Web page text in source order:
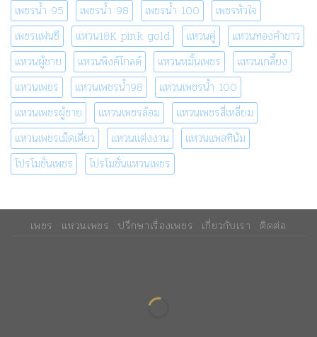
เพชรน้ำ 95
เพชรน้ำ 98 เพชรน้ำ 100
เพชรหัวใจ
เพชรแฟนซี
แหวน18K pink gold แหวนคู่
แหวนทองคำขาว
แหวนผู้ชาย
แหวนพิงค์โกลด์ แหวนหมั้นเพชร
แหวนเกลี้ยง
แหวนเพชร
แหวนเพชรน้ำ98
แหวนเพชรน้ำ 100
แหวนเพชรผู้ชาย
แหวนเพชรล้อม
แหวนเพชรสี่เหลี่ยม
แหวนเพชรเม็ดเดี่ยว
แหวนแต่งงาน
แหวนแพลทินัม
โปรโมชั่นเพชร
โปรโมชั่นแหวนเพชร
เพชร แหวนเพชร ปรึกษาเรื่องเพชร เกี่ยวกับเรา ติดต่อ